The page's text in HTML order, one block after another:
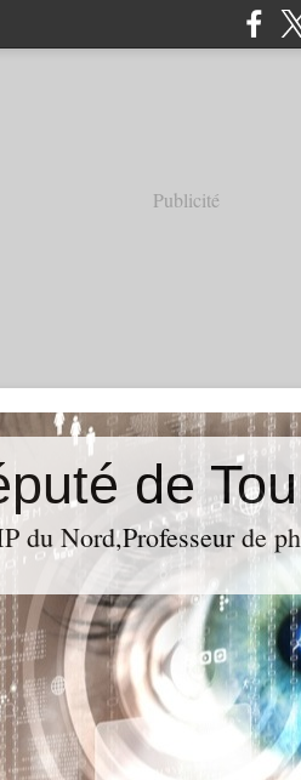
Publicité
du Nord,Professeur de